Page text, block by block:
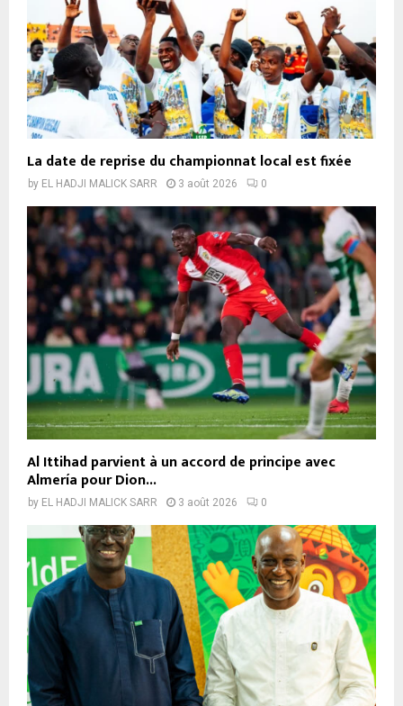
La date de reprise du championnat local est fixée
by EL HADJI MALICK SARR 3 août 2026 0
Al Ittihad parvient à un accord de principe avec
Almería pour Dion...
by EL HADJI MALICK SARR 3 août 2026 0